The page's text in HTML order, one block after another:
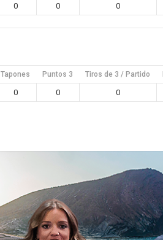
0 0 0
Tapones Puntos 3 Tiros de 3 / Partido
0 0 0